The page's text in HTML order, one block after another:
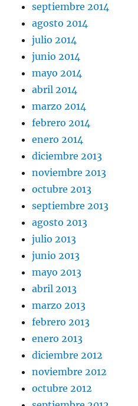
septiembre 2014
agosto 2014
julio 2014
junio 2014
mayo 2014
abril 2014
marzo 2014
febrero 2014
enero 2014
diciembre 2013
noviembre 2013
octubre 2013
septiembre 2013
agosto 2013
julio 2013
junio 2013
mayo 2013
abril 2013
marzo 2013
febrero 2013
enero 2013
diciembre 2012
noviembre 2012
octubre 2012